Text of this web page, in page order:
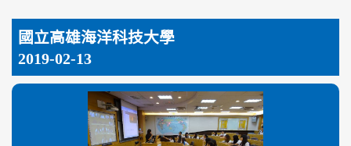
國立高雄海洋科技大學
2019-02-13